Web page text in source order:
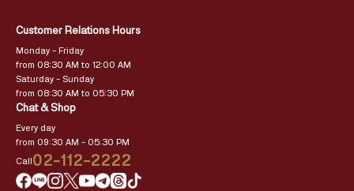
Customer Relations Hours
Monday – Friday
from 08:30 AM to 12:00 AM
Saturday – Sunday
from 08:30 AM to 05:30 PM
Chat & Shop
Every day
from 09:30 AM – 05:30 PM
Call02-112-2222